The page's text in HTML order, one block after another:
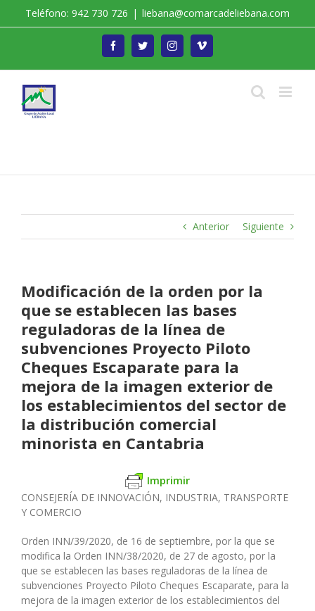
Teléfono: 942 730 726 | liebana@comarcadeliebana.com
FacebookTwitterInstagramVimeo
Anterior Siguiente
Modificación de la orden por la
que se establecen las bases
reguladoras de la línea de
subvenciones Proyecto Piloto
Cheques Escaparate para la
mejora de la imagen exterior de
los establecimientos del sector de
la distribución comercial
minorista en Cantabria
Imprimir
CONSEJERÍA DE INNOVACIÓN, INDUSTRIA, TRANSPORTE
Y COMERCIO
Orden INN/39/2020, de 16 de septiembre, por la que se
modifica la Orden INN/38/2020, de 27 de agosto, por la
que se establecen las bases reguladoras de la línea de
subvenciones Proyecto Piloto Cheques Escaparate, para la
mejora de la imagen exterior de los establecimientos del